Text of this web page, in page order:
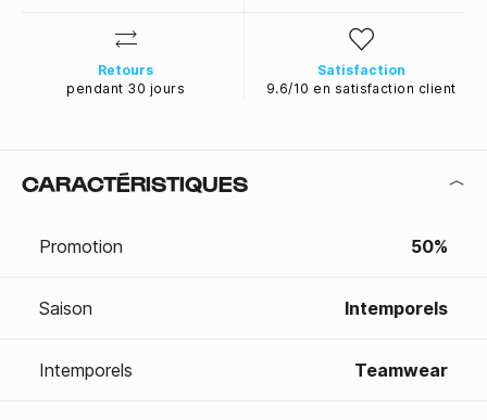
Retours
pendant 30 jours
Satisfaction
9.6/10 en satisfaction client
CARACTÉRISTIQUES
Promotion 50%
Saison Intemporels
Intemporels Teamwear